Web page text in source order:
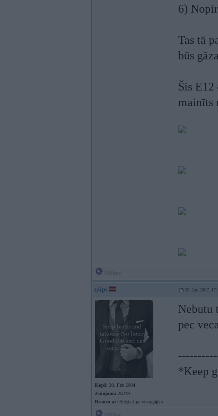
6)
Tas tā
būs
Šis
mainīts
zzips 28. Jun 2007,
Kopš: 20. Feb 2004
Ziņojumi: 28219
Braucu ar: Slēgta tipa visurgājēju
Nebutu
pec
*Keep